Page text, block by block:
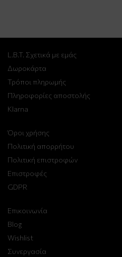
L.B.T. Σχετικά με εμάς
Δωροκάρτα
Τρόποι πληρωμής
Πληροφορίες αποστολής
Klarna
Όροι χρήσης
Πολιτική απορρήτου
Πολιτική επιστροφών
Επιστροφές
GDPR
Επικοινωνία
Blog
Wishlist
Συνεργασία